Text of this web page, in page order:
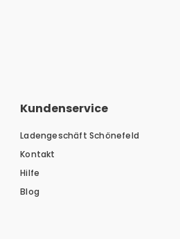
Kundenservice
Ladengeschäft Schönefeld
Kontakt
Hilfe
Blog